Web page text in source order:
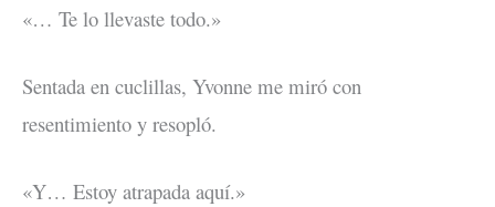
«… Te lo llevaste todo.»
Sentada en cuclillas, Yvonne me miró con
resentimiento y resopló.
«Y… Estoy atrapada aquí.»